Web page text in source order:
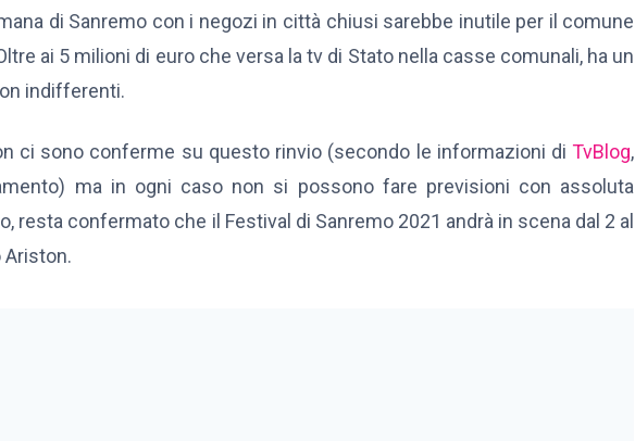
di Sanremo con i negozi in città chiusi sarebbe inutile per il comune
ai 5 milioni di euro che versa la tv di Stato nella casse comunali, ha un
indifferenti.
ci sono conferme su questo rinvio (secondo le informazioni diTvBlog,
ma in ogni caso non si possono fare previsioni con assoluta
resta confermato che il Festival di Sanremo 2021 andrà in scena dal 2 al
Ariston.